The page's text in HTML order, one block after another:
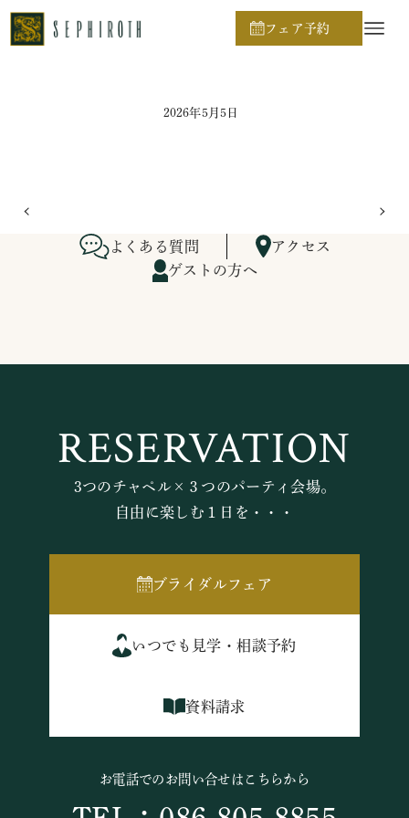
フェア予約
ホーム
2026年5月5日
よくある質問
アクセス
ゲストの方へ
RESERVATION
3つのチャペル×３つのパーティ会場。
自由に楽しむ１日を・・・
ブライダルフェア
いつでも見学・相談予約
資料請求
お電話でのお問い合せはこちらから